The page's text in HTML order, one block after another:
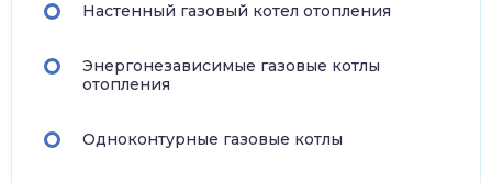
Настенный газовый котел отопления
Энергонезависимые газовые котлы
отопления
Одноконтурные газовые котлы